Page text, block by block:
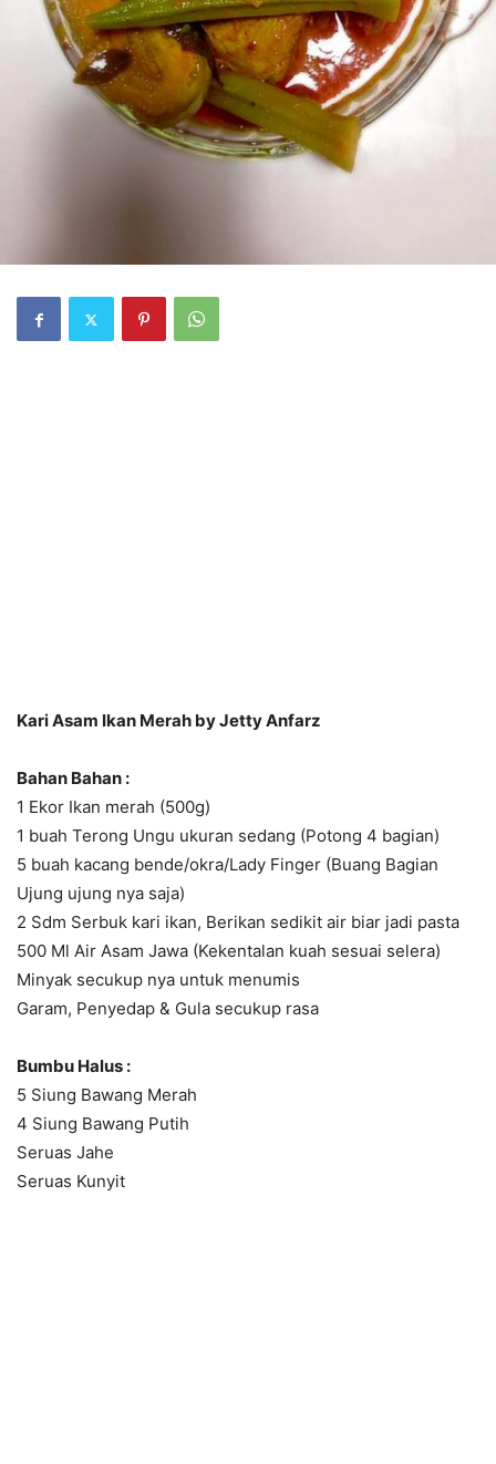
Kari Asam Ikan Merah by Jetty Anfarz
Bahan Bahan :
1 Ekor Ikan merah (500g)
1 buah Terong Ungu ukuran sedang (Potong 4 bagian)
5 buah kacang bende/okra/Lady Finger (Buang Bagian
Ujung ujung nya saja)
2 Sdm Serbuk kari ikan, Berikan sedikit air biar jadi pasta
500 Ml Air Asam Jawa (Kekentalan kuah sesuai selera)
Minyak secukup nya untuk menumis
Garam, Penyedap & Gula secukup rasa
Bumbu Halus :
5 Siung Bawang Merah
4 Siung Bawang Putih
Seruas Jahe
Seruas Kunyit